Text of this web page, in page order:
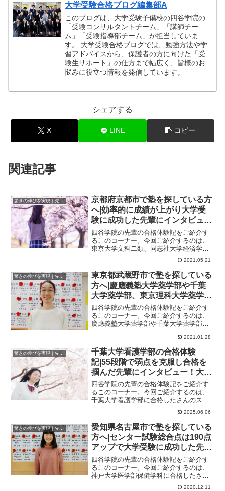
大学受験合格ブログ編集部A
このブログは、大学受験予備校の四谷学院の
「受験コンサルタントチーム」「講師チー
ム」「受験指導部チーム」が担当していま
す。 大学受験合格ブログでは、勉強方法や学
習アドバイスから、保護者の方に向けた「受
験生サポート」の仕方まで幅広く、皆様のお
悩みに役立つ情報を発信しています。
シェアする
X LINE コピー
関連記事
驚きの伸びを実現｜先輩列伝
京都府京都市で塾を探している方
へ|効率的に成績が上がり大学受
験に成功した先輩にインタビュ
ー！大学受験予備校四谷学院
四谷学院の先輩の合格体験記をご紹介す
るこのコーナー。今回ご紹介するのは、
東京大学文科二類、同志社大学経済学
部、関西学院大学経済学部に合格したさ
2021.05.21
東京都武蔵野市で塾を探している
方へ|慶應義塾大学薬学部や千葉
大学薬学部、東京理科大学薬学部
受験に成功した先輩にインタビュ
ー！大学受験予備校四谷学院
四谷学院の先輩の合格体験記をご紹介す
るこのコーナー。今回ご紹介するのは、
慶應義塾大学薬学部や千葉大学薬学部、
2021.01.28
驚きの伸びを実現｜先輩列伝
千葉大学看護学部の合格体験
記|55段階で弱点を克服し合格を
掴んだ先輩にインタビュー！大学
受験予備校四谷学院
四谷学院の先輩の合格体験記をご紹介す
るこのコーナー。今回ご紹介するのは、
千葉大学看護学部に合格したさんのスト
ーリーです。さんが合格した大学千葉大
2025.06.06
驚きの伸びを実現｜先輩列伝
愛知県名古屋市で塾を探している
方へ|センター試験総合点は190点
アップで大学受験に成功した先輩
にインタビュー！大学受験予備校
四谷学院
四谷学院の先輩の合格体験記をご紹介す
るこのコーナー。今回ご紹介するのは、
神戸大学医学部保健学科に合格したさん
のストーリーです。英語は現役の頃に一
2020.12.11